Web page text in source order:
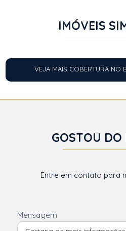
IMÓVEIS
VEJA MAIS COBERTURA NO
GOSTOU DO
Entre em contato para
Mensagem